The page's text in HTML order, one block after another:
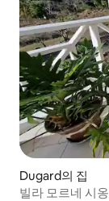
Dugard의 집
빌라 모르네 시옹